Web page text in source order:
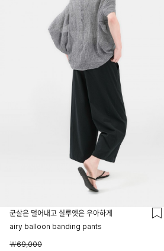
군살은 덜어내고 실루엣은 우아하게
airy balloon banding pants
￦69,000